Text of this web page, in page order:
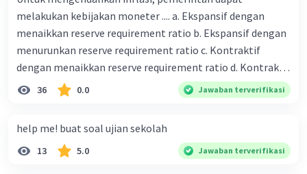
melakukan kebijakan moneter .... a. Ekspansif dengan
menaikkan reserve requirement ratio b. Ekspansif dengan
menurunkan reserve requirement ratio c. Kontraktif
dengan menaikkan reserve requirement ratio d. Kontraktif
dengan menurunkan reserve requirement ratio e.
Ekspansif dengan menaikkan tingkat diskonto Bila Bank
ceteris paribus maka .... a. Menimbulkan inflasi di mana
bentuk kurva jumlah uang beredar (penawaran uang) naik
36 0.0 Jawaban terverifikasi
help me! buat soal ujian sekolah
13 5.0 Jawaban terverifikasi